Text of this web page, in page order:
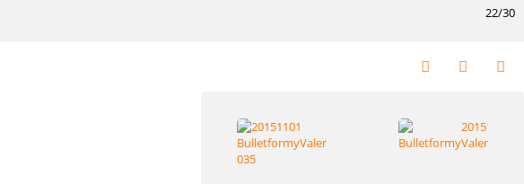
22/30